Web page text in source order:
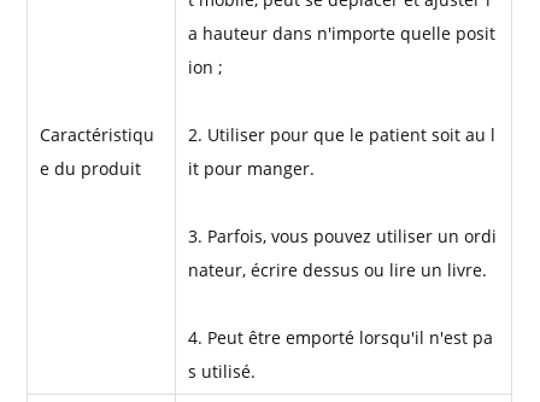
Caractéristiqu
e du produit
a hauteur dans n'importe quelle posit
ion ;
2. Utiliser pour que le patient soit au l
it pour manger.
3. Parfois, vous pouvez utiliser un ordi
nateur, écrire dessus ou lire un livre.
4. Peut être emporté lorsqu'il n'est pa
s utilisé.